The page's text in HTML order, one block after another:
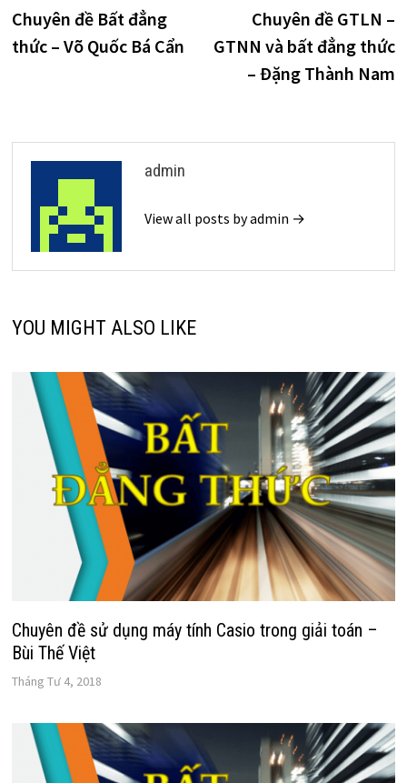
hướng
post:
Chuyên đề Bất đẳng
thức – Võ Quốc Bá Cẩn
Chuyên đề GTLN –
GTNN và bất đẳng thức
– Đặng Thành Nam
admin
View all posts by admin →
YOU MIGHT ALSO LIKE
Chuyên đề sử dụng máy tính Casio trong giải toán –
Bùi Thế Việt
Tháng Tư 4, 2018